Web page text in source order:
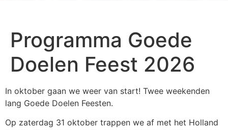
Programma Goede
Doelen Feest 2026
In oktober gaan we weer van start! Twee weekenden
lang Goede Doelen Feesten.
Op zaterdag 31 oktober trappen we af met het Holland